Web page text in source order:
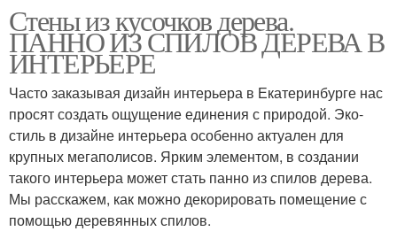
Стены из кусочков дерева.
ПАННО ИЗ СПИЛОВ ДЕРЕВА В
ИНТЕРЬЕРЕ
Часто заказывая дизайн интерьера в Екатеринбурге нас
просят создать ощущение единения с природой. Эко-
стиль в дизайне интерьера особенно актуален для
крупных мегаполисов. Ярким элементом, в создании
такого интерьера может стать панно из спилов дерева.
Мы расскажем, как можно декорировать помещение с
помощью деревянных спилов.